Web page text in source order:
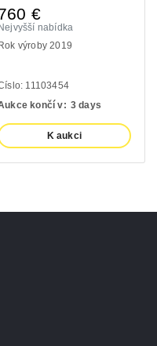
€
Nejvyšší nabídka
Rok výroby 2019
11103454
končí v: 3 days
K aukci